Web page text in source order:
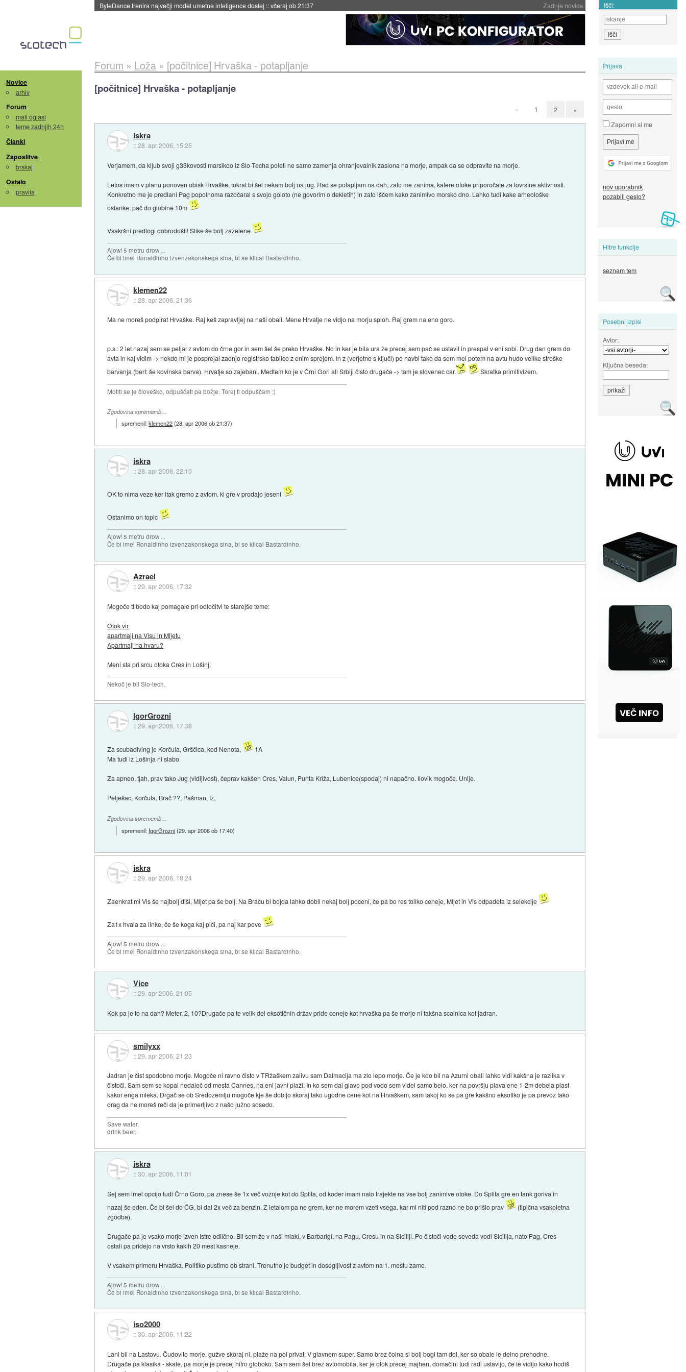
Zadnje novice
Spletne strani začele streči oglase za agente umetne inteligence::včeraj ob 21:23 Išči:
Novice
arhiv
Forum
mali oglasi
teme zadnjih 24h
Članki
Zaposlitve
brskaj
Ostalo
pravila
Prijava
Zapomni si me
nov uporabnik
pozabili geslo?
Hitre funkcije
seznam tem
Posebni izpisi
Avtor:
Ključna beseda:
Forum » Loža» [počitnice] Hrvaška - potapljanje
[počitnice] Hrvaška - potapljanje
« 1 2 »
iskra
::28. apr 2006, 15:25
Verjamem, da kljub svoji g33kovosti marsikdo iz Slo-Techa poleti ne samo zamenja ohranjevalnik zaslona na morje, ampak da se odpravite na morje.
Letos imam v planu ponoven obisk Hrvaške, tokrat bi šel nekam bolj na jug. Rad se potapljam na dah, zato me zanima, katere otoke priporočate za tovrstne aktivnosti.
Konkretno me je predlani Pag popolnoma razočaral s svojo goloto (ne govorim o dekletih) in zato iščem kako zanimivo morsko dno. Lahko tudi kake arheološke
ostanke, pač do globine 10m
Vsakršni predlogi dobrodošli! Slike še bolj zaželene
Ajow! 5 metru drow ...
Če bi imel Ronaldinho izvenzakonskega sina, bi se klical Bastardinho.
klemen22
::28. apr 2006, 21:36
Ma ne moreš podpirat Hrvaške. Raj keš zapravljej na naši obali. Mene Hrvatje ne vidjo na morju sploh. Raj grem na eno goro.
p.s.: 2 let nazaj sem se peljal z avtom do črne gor in sem šel še preko Hrvaške. No in ker je bila ura že precej sem pač se ustavil in prespal v eni sobi. Drug dan grem do
avta in kaj vidim -> nekdo mi je posprejal zadnjo registrsko tablico z enim sprejem. In z (verjetno s ključi) po havbi tako da sem mel potem na avtu hudo velike stroške
barvanja (berI: še kovinska barva). Hrvatje so zajebani. Medtem ko je v Črni Gori ali Srbiji čisto drugače -> tam je slovenec car.
Skratka primitivizem.
Motiti se je človeško, odpuščati pa božje. Torej ti odpuščam ;)
Zgodovina sprememb…
spremenil:klemen22(28. apr 2006 ob 21:37)
iskra
::28. apr 2006, 22:10
OK to nima veze ker itak gremo z avtom, ki gre v prodajo jeseni
Ostanimo on topic
Ajow! 5 metru drow ...
Če bi imel Ronaldinho izvenzakonskega sina, bi se klical Bastardinho.
Azrael
::29. apr 2006, 17:32
Mogoče ti bodo kaj pomagale pri odločitvi te starejše teme:
Otok vir
apartmaji na Visu in Mljetu
Apartmaji na hvaru?
Meni sta pri srcu otoka Cres in Lošinj.
Nekoč je bil Slo-tech.
IgorGrozni
::29. apr 2006, 17:38
Za scubadiving je Korčula, Grščica, kod Nenota,
1A
Ma tudi iz Lošinja ni slabo
Za apneo, tjah, prav tako Jug (vidljivost), čeprav kakšen Cres, Valun, Punta Križa, Lubenice(spodaj) ni napačno. Ilovik mogoče. Unije.
Pelješac, Korčula, Brač ??, Pašman, Iž,
Zgodovina sprememb…
spremenil: IgorGrozni(29. apr 2006 ob 17:40)
iskra
::29. apr 2006, 18:24
Zaenkrat mi Vis še najbolj diši, Mljet pa še bolj. Na Braču bi bojda lahko dobil nekaj bolj poceni, če pa bo res toliko ceneje, Mljet in Vis odpadeta iz selekcije
Za1x hvala za linke, če še koga kaj piči, pa naj kar pove
Ajow! 5 metru drow ...
Če bi imel Ronaldinho izvenzakonskega sina, bi se klical Bastardinho.
Vice
::29. apr 2006, 21:05
Kok pa je to na dah? Meter, 2, 10?Drugače pa te velik del eksotičnin držav pride ceneje kot hrvaška pa še morje ni takšna scalnica kot jadran.
smilyxx
::29. apr 2006, 21:23
Jadran je čist spodobno morje. Mogoče ni ravno čisto v TRžaškem zalivu sam Dalmacija ma zlo lepo morje. Če je kdo bil na Azurni obali lahko vidi kakšna je razlika v
čistoči. Sam sem se kopal nedaleč od mesta Cannes, na eni javni plaži. In ko sem dal glavo pod vodo sem videl samo belo, ker na površju plava ene 1-2m debela plast
kakor enga mleka. Drgač se ob Sredozemlju mogoče kje še dobijo skoraj tako ugodne cene kot na Hrvaškem, sam takoj ko se pa gre kakšno eksotiko je pa prevoz tako
drag da ne moreš reči da je primerljivo z našo južno sosedo.
Save water.
drink beer.
iskra
::30. apr 2006, 11:01
Sej sem imel opcijo tudi Črno Goro, pa znese še 1x več vožnje kot do Splita, od koder imam nato trajekte na vse bolj zanimive otoke. Do Splita gre en tank goriva in
nazaj še eden. Če bi šel do ČG, bi dal 2x več za benzin. Z letalom pa ne grem, ker ne morem vzeti vsega, kar mi niti pod razno ne bo prišlo prav
(tipična vsakoletna
zgodba).
Drugače pa je vsako morje izven Istre odlično. Bil sem že v naši mlaki, v Barbarigi, na Pagu, Cresu in na Siciliji. Po čistoči vode seveda vodi Sicilija, nato Pag, Cres
ostali pa pridejo na vrsto kakih 20 mest kasneje.
V vsakem primeru Hrvaška. Politiko pustimo ob strani. Trenutno je budget in dosegljivost z avtom na 1. mestu zame.
Ajow! 5 metru drow ...
Če bi imel Ronaldinho izvenzakonskega sina, bi se klical Bastardinho.
iso2000
::30. apr 2006, 11:22
Lani bil na Lastovu. Čudovito morje, gužve skoraj ni, plaže na pol privat. V glavnem super. Samo brez čolna si bolj bogi tam dol, ker so obale le delno prehodne.
Drugače pa klasika - skale, pa morje je precej hitro globoko. Sam sem šel brez avtomobila, ker je otok precej majhen, domačini tudi radi ustavijo, če te vidijo kako hodiš